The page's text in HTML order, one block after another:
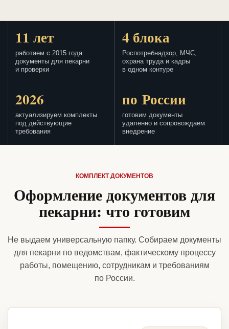
11 лет
работаем с 2015 года:
документы для пекарни
и проверки
4 блока
Роспотребнадзор, МЧС,
охрана труда и кадры
в одном контуре
2026
актуализируем комплекты
под действующие
требования
по России
готовим документы
удаленно и сопровождаем
внедрение
КОМПЛЕКТ ДОКУМЕНТОВ
Оформление документов для
пекарни: что готовим
Не выдаем универсальную папку. Собираем документы
для пекарни по ведомствам, фактическому процессу
работы, помещению, сотрудникам и требованиям
по России.